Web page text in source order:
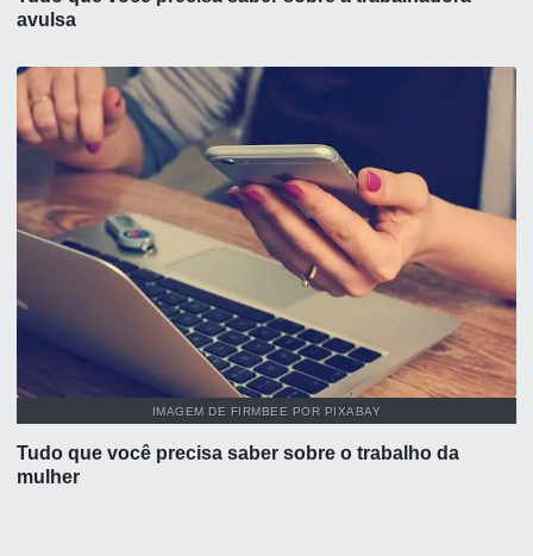
avulsa
IMAGEM DE FIRMBEE POR PIXABAY
Tudo que você precisa saber sobre o trabalho da
mulher